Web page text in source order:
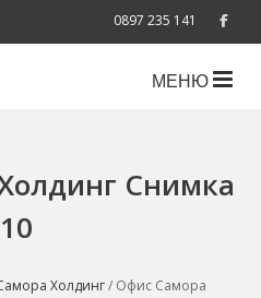
0897 235 141
МЕНЮ
Снимка
10
Холдинг/ Офис Самора